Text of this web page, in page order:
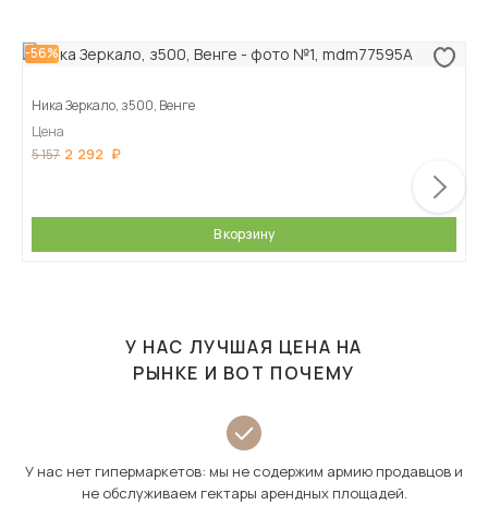
-56%
Ника Зеркало, з500, Венге
Цена
5 157 2 292
В корзину
У НАС ЛУЧШАЯ ЦЕНА НА
РЫНКЕ И ВОТ ПОЧЕМУ
У нас нет гипермаркетов: мы не содержим армию продавцов и
не обслуживаем гектары арендных площадей.